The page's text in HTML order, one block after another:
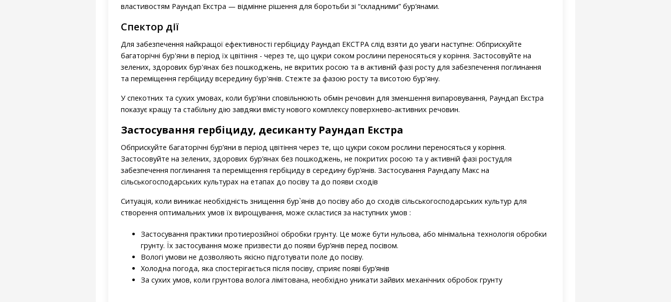
властивостям Раундап Екстра — відмінне рішення для боротьби зі “складними” бур’янами.
Спектор дії
Для забезпечення найкращої ефективності гербіциду Раундап ЕКСТРА слід взяти до уваги наступне: Обприскуйте
багаторічні бур'яни в період їх цвітіння - через те, що цукри соком рослини переносяться у коріння. Застосовуйте на
зелених, здорових бур'янах без пошкоджень, не вкритих росою та в активній фазі росту для забезпечення поглинання
та переміщення гербіциду всередину бур'янів. Стежте за фазою росту та висотою бур'яну.
У спекотних та сухих умовах, коли бур’яни сповільнюють обмін речовин для зменшення випаровування, Раундап Екстра
показує кращу та стабільну дію завдяки вмісту нового комплексу поверхнево-активних речовин.
Застосування гербіциду, десиканту Раундап Екстра
Обприскуйте багаторічні бур’яни в період цвітіння через те, що цукри соком рослини переносяться у коріння.
Застосовуйте на зелених, здорових бур’янах без пошкоджень, не покритих росою та у активній фазі ростудля
забезпечення поглинання та переміщення гербіциду в середину бур’янів. Застосування Раундапу Макс на
сільськогосподарських культурах на етапах до посіву та до появи сходів
Ситуація, коли виникає необхідність знищення бур`янів до посіву або до сходів сільськогосподарських культур для
створення оптимальних умов їх вирощування, може скластися за наступних умов :
Застосування практики протиерозійної обробки грунту. Це може бути нульова, або мінімальна технологія обробки
грунту. Їх застосування може призвести до появи бур’янів перед посівом.
Вологі умови не дозволяють якісно підготувати поле до посіву.
Холодна погода, яка спостерігається після посіву, сприяє появі бур’янів
За сухих умов, коли грунтова волога лімітована, необхідно уникати зайвих механічних обробок грунту